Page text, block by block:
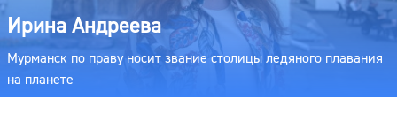
Ирина Андреева
Мурманск по праву носит звание столицы ледяного плавания
на планете